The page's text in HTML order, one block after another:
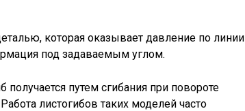
которая оказывает давление по линии
под задаваемым углом.
получается путем сгибания при повороте
листогибов таких моделей часто